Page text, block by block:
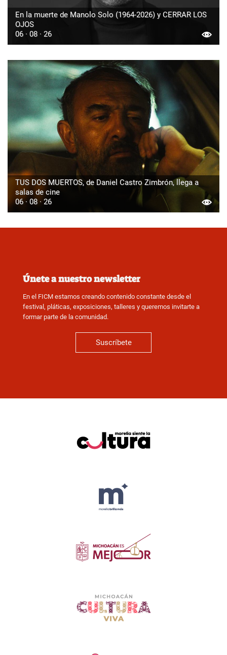
En la muerte de Manolo Solo (1964-2026) y CERRAR LOS
OJOS
06 · 08 · 26
TUS DOS MUERTOS, de Daniel Castro Zimbrón, llega a
salas de cine
06 · 08 · 26
Únete a nuestro newsletter
En el FICM estamos creando contenido constante desde el
festival, pláticas, exposiciones, talleres y queremos invitarte a
formar parte de la comunidad.
Suscríbete